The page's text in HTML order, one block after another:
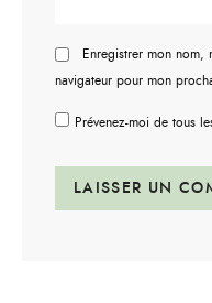
Enregistrer mon nom,
navigateur pour mon
Prévenez-moi de tous